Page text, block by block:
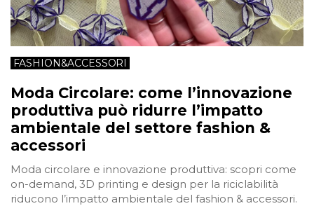
FASHION&ACCESSORI
Moda Circolare: come l’innovazione
produttiva può ridurre l’impatto
ambientale del settore fashion &
accessori
Moda circolare e innovazione produttiva: scopri come
on-demand, 3D printing e design per la riciclabilità
riducono l’impatto ambientale del fashion & accessori.